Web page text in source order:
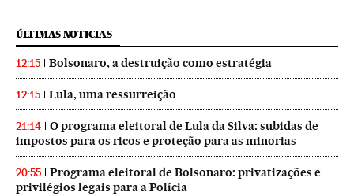
ÚLTIMAS NOTICIAS
12:15 Bolsonaro, a destruição como estratégia
12:15 Lula, uma ressurreição
21:14
O programa eleitoral de Lula da Silva: subidas de
impostos para os ricos e proteção para as minorias
20:55
Programa eleitoral de Bolsonaro: privatizações e
privilégios legais para a Polícia